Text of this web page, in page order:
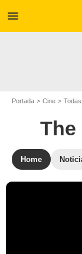
menu
Portada Cine
The
Home